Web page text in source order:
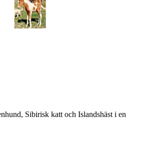
Sibirisk katt och Islandshäst i en